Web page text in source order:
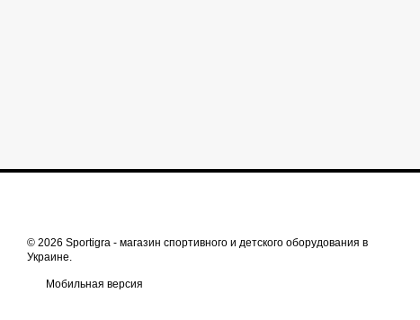
© 2026 Sportigra - магазин спортивного и детского оборудования в
Украине.
Мобильная версия